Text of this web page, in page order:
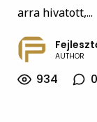
arra hivatott,...
AUTHOR
934 0